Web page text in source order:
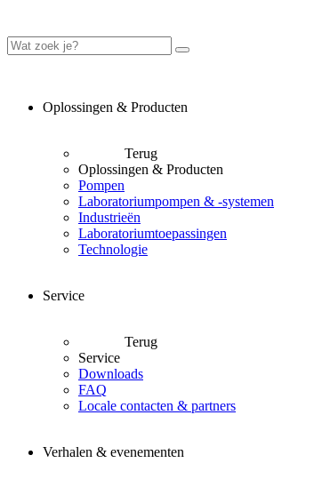
Oplossingen & Producten
Terug
Oplossingen & Producten
Pompen
Laboratoriumpompen & -systemen
Industrieën
Laboratoriumtoepassingen
Technologie
Service
Terug
Service
Downloads
FAQ
Locale contacten & partners
Verhalen & evenementen